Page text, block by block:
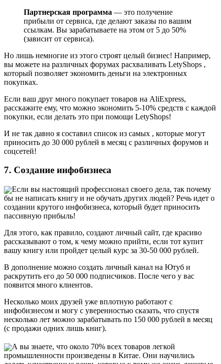
Партнерская программа — это получение
прибыли от сервиса, где делают заказы по вашим
ссылкам. Вы зарабатываете на этом от 5 до 50%
(зависит от сервиса).
Но лишь немногие из этого строят целый бизнес! Например,
вы можете на различных форумах расхваливать LetyShops ,
который позволяет экономить деньги на электронных
покупках.
Если ваш друг много покупает товаров на AliExpress,
расскажите ему, что можно экономить 5-10% средств с каждой
покупки, если делать это при помощи LetyShops!
И не так давно я составил список из самых , которые могут
приносить до 30 000 рублей в месяц с различных форумов и
соцсетей!
7. Создание инфобизнеса
Если вы настоящий профессионал своего дела, так почему
бы не написать книгу и не обучать других людей? Речь идет о
создании крутого инфобизнеса, который будет приносить
пассивную прибыль!
Для этого, как правило, создают личный сайт, где красиво
рассказывают о том, к чему можно прийти, если тот купит
вашу книгу или пройдет целый курс за 30-50 000 рублей.
В дополнение можно создать личный канал на Ютуб и
раскрутить его до 50 000 подписчиков. После чего у вас
появится много клиентов.
Несколько моих друзей уже вплотную работают с
инфобизнесом и могу с уверенностью сказать, что спустя
несколько лет можно зарабатывать по 150 000 рублей в месяц
(с продажи одних лишь книг).
А вы знаете, что около 70% всех товаров легкой
промышленности произведены в Китае. Они научились